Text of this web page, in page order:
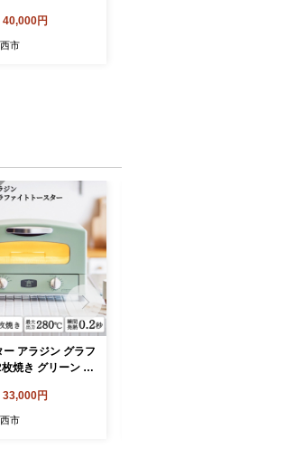
テリア アート 額
ァンタジー ジーク
40,000円
市
ー アラジン グラフ
焼き グリーン A
リア キッチン 家
西市 朝食 食パン
33,000円
市